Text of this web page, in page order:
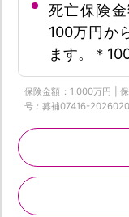
死亡保険
100万円か
ます。＊
保険金額：1,000万円 |
号：募補07416-